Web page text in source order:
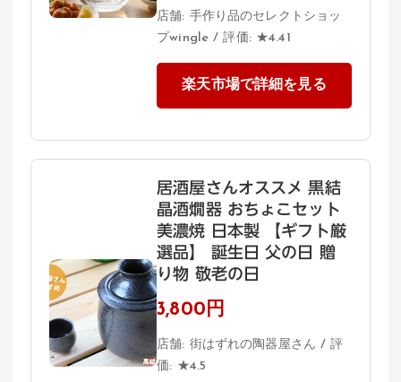
店舗: 手作り品のセレクトショッ
プwingle / 評価: ★4.41
楽天市場で詳細を見る
居酒屋さんオススメ 黒結
晶酒燗器 おちょこセット
美濃焼 日本製 【ギフト厳
選品】 誕生日 父の日 贈
り物 敬老の日
3,800円
店舗: 街はずれの陶器屋さん / 評
価: ★4.5